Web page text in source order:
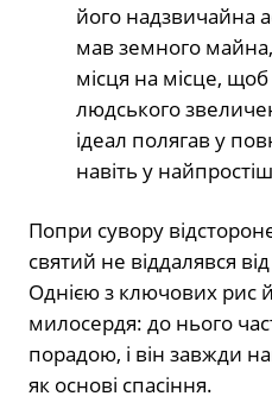
його надзвичайна
мав земного
місця на місце,
людського
ідеал полягав у
навіть у
Попри сувору
святий не віддалявся
Однією з ключових рис
милосердя: до нього
порадою, і він завжди
як основі спасіння.